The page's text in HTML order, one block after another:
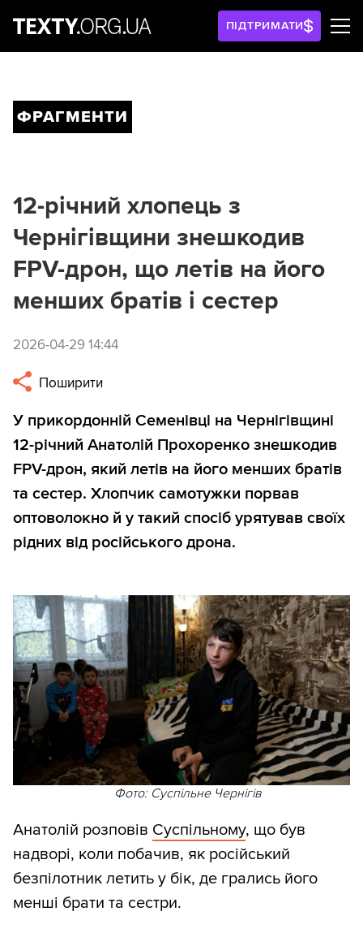
ПІДТРИМАТИ
ФРАГМЕНТИ
12-річний хлопець з
Чернігівщини знешкодив
FPV-дрон, що летів на його
менших братів і сестер
2026-04-29 14:44
Поширити
У прикордонній Семенівці на Чернігівщині
12-річний Анатолій Прохоренко знешкодив
FPV-дрон, який летів на його менших братів
та сестер. Хлопчик самотужки порвав
оптоволокно й у такий спосіб урятував своїх
рідних від російського дрона.
Фото: Суспільне Чернігів
Анатолій розповів Суспільному, що був
надворі, коли побачив, як російський
безпілотник летить у бік, де грались його
менші брати та сестри.